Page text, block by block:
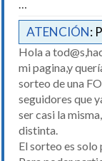
ATENCIÓN:
Hola a
mi pagina,y
sorteo de una
seguidores que
ser casi la
distinta.
El sorteo es solo